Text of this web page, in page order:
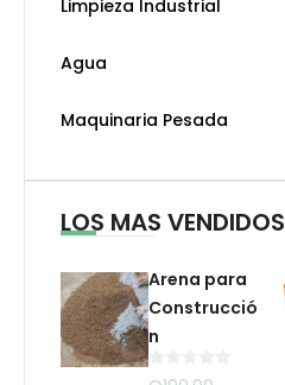
Limpieza Industrial
Agua
Maquinaria Pesada
LOS MAS VENDIDOS
Arena para
Construcció
n